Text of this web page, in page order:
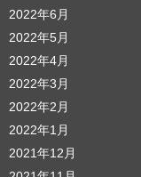
2022年6月
2022年5月
2022年4月
2022年3月
2022年2月
2022年1月
2021年12月